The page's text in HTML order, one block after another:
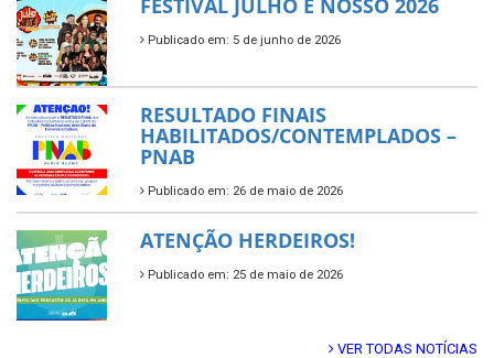
FESTIVAL JULHO É NOSSO 2026
Publicado em: 5 de junho de 2026
RESULTADO FINAIS
HABILITADOS/CONTEMPLADOS –
PNAB
Publicado em: 26 de maio de 2026
ATENÇÃO HERDEIROS!
Publicado em: 25 de maio de 2026
VER TODAS NOTÍCIAS